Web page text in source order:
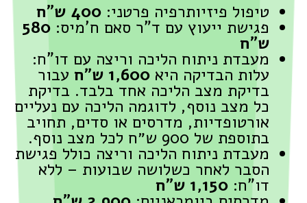
טיפול פיזיותרפיה פרטני: 400 ש"ח
פגישת ייעוץ עם ד"ר סאם ח'מיס: 580
ש"ח
מעבדת ניתוח הליכה וריצה עם דו"ח:
עלות הבדיקה היא 1,600 ש״ח עבור
בדיקת מצב הליכה אחד בלבד. בדיקת
כל מצב נוסף, לדוגמה הליכה עם נעליים
אורטופדיות, מדרסים או סדים, תחויב
בתוספת של 900 ש״ח לכל מצב נוסף.
מעבדת ניתוח הליכה וריצה כולל פגישת
הסבר לאחר כשלושה שבועות – ללא
דו"ח: 1,150 ש"ח